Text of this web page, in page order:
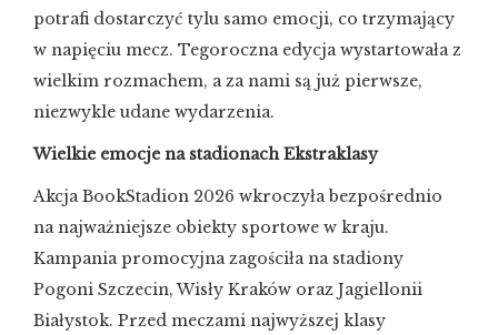
potrafi dostarczyć tylu samo emocji, co trzymający
w napięciu mecz. Tegoroczna edycja wystartowała z
wielkim rozmachem, a za nami są już pierwsze,
niezwykle udane wydarzenia.
Wielkie emocje na stadionach Ekstraklasy
Akcja BookStadion 2026 wkroczyła bezpośrednio
na najważniejsze obiekty sportowe w kraju.
Kampania promocyjna zagościła na stadiony
Pogoni Szczecin, Wisły Kraków oraz Jagiellonii
Białystok. Przed meczami najwyższej klasy